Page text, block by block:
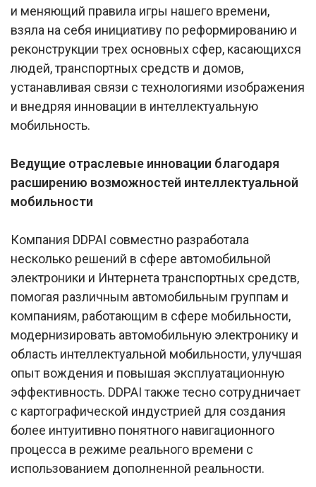
и меняющий правила игры нашего времени,
взяла на себя инициативу по реформированию и
реконструкции трех основных сфер, касающихся
людей, транспортных средств и домов,
устанавливая связи с технологиями изображения
и внедряя инновации в интеллектуальную
мобильность.
Ведущие отраслевые инновации благодаря
расширению возможностей интеллектуальной
мобильности
Компания DDPAI совместно разработала
несколько решений в сфере автомобильной
электроники и Интернета транспортных средств,
помогая различным автомобильным группам и
компаниям, работающим в сфере мобильности,
модернизировать автомобильную электронику и
область интеллектуальной мобильности, улучшая
опыт вождения и повышая эксплуатационную
эффективность. DDPAI также тесно сотрудничает
с картографической индустрией для создания
более интуитивно понятного навигационного
процесса в режиме реального времени с
использованием дополненной реальности.